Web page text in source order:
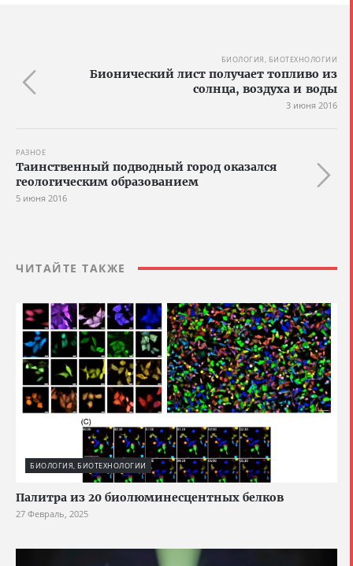
БИОЛОГИЯ, БИОТЕХНОЛОГИИ
Бионический лист получает топливо из
солнца, воздуха и воды
3 июня 2016
РАЗНОЕ
Таинственный подводный город оказался
геологическим образованием
5 июня 2016
ЧИТАЙТЕ ТАКЖЕ
БИОЛОГИЯ, БИОТЕХНОЛОГИИ
Палитра из 20 биолюминесцентных белков
27 Февраль, 2025